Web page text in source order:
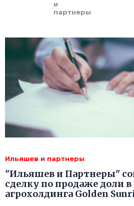
и
партнеры
Ильяшев и партнеры
"Ильяшев и Партнеры"
сделку по продаже доли в
агрохолдинга Golden